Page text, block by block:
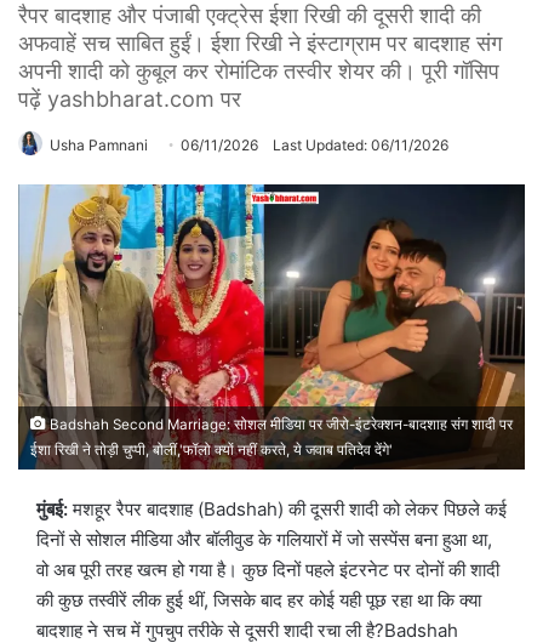
रैपर बादशाह और पंजाबी एक्ट्रेस ईशा रिखी की दूसरी शादी की
अफवाहें सच साबित हुईं। ईशा रिखी ने इंस्टाग्राम पर बादशाह संग
अपनी शादी को कुबूल कर रोमांटिक तस्वीर शेयर की। पूरी गॉसिप
पढ़ें yashbharat.com पर
Usha Pamnani 06/11/2026 Last Updated: 06/11/2026
Badshah Second Marriage: सोशल मीडिया पर जीरो-इंटरेक्शन-बादशाह संग शादी पर
ईशा रिखी ने तोड़ी चुप्पी, बोलीं,'फॉलो क्यों नहीं करते, ये जवाब पतिदेव देंगे'
मुंबई:मशहूर रैपर बादशाह (Badshah) की दूसरी शादी को लेकर पिछले कई
दिनों से सोशल मीडिया और बॉलीवुड के गलियारों में जो सस्पेंस बना हुआ था,
वो अब पूरी तरह खत्म हो गया है। कुछ दिनों पहले इंटरनेट पर दोनों की शादी
की कुछ तस्वीरें लीक हुई थीं, जिसके बाद हर कोई यही पूछ रहा था कि क्या
बादशाह ने सच में गुपचुप तरीके से दूसरी शादी रचा ली है?Badshah